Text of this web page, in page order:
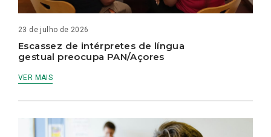
23 de julho de 2026
Escassez de intérpretes de língua
gestual preocupa PAN/Açores
VER MAIS